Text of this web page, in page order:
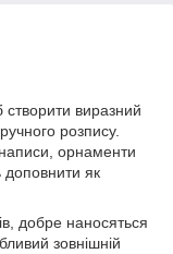
виразний
розпису.
орнаменти
доповнити як
добре наносяться
зовнішній